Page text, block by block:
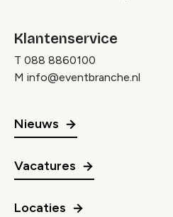
Klantenservice
T 088 8860100
M info@eventbranche.nl
Nieuws
Vacatures
Locaties